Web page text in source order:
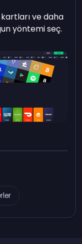
ve daha
yöntemi seç.